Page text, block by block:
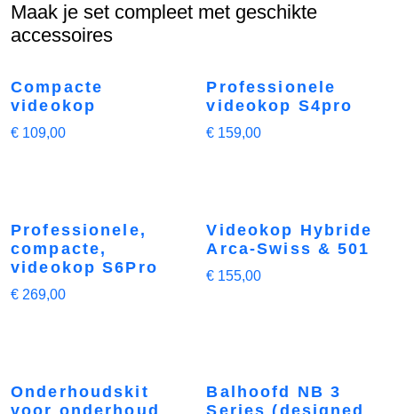
Maak je set compleet met geschikte
accessoires
Compacte
videokop
€ 109,00
Professionele
videokop S4pro
€ 159,00
Professionele,
compacte,
videokop S6Pro
€ 269,00
Videokop Hybride
Arca-Swiss & 501
€ 155,00
Onderhoudskit
voor onderhoud
Balhoofd NB 3
Series (designed